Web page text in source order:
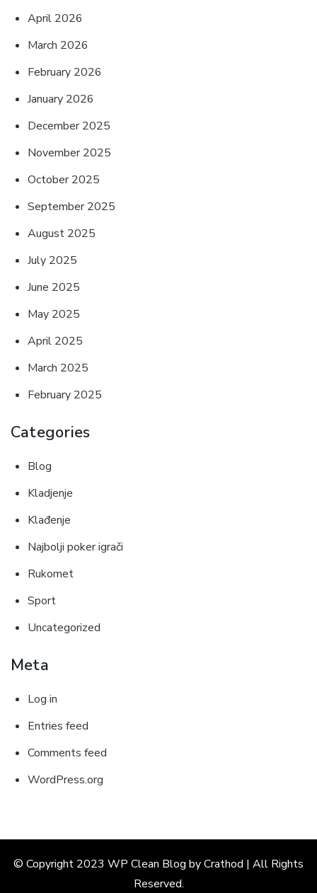
April 2026
March 2026
February 2026
January 2026
December 2025
November 2025
October 2025
September 2025
August 2025
July 2025
June 2025
May 2025
April 2025
March 2025
February 2025
Categories
Blog
Kladjenje
Klađenje
Najbolji poker igrači
Rukomet
Sport
Uncategorized
Meta
Log in
Entries feed
Comments feed
WordPress.org
© Copyright 2023 WP Clean Blog by Crathod | All Rights
Reserved.